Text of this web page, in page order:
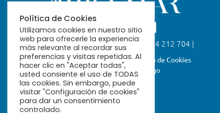
Calle Fabiola, 26. 41004 Sevilla | 954 212 704 |
ribamar@ribamar.org
Aviso LegalPolítica de PrivacidadPolítica de Cookies
Términos y Condiciones de Pago
Política de Cookies
Utilizamos cookies en nuestro sitio
web para ofrecerle la experiencia
más relevante al recordar sus
preferencias y visitas repetidas. Al
hacer clic en "Aceptar todas",
usted consiente el uso de TODAS
las cookies. Sin embargo, puede
visitar "Configuración de cookies"
para dar un consentimiento
controlado.